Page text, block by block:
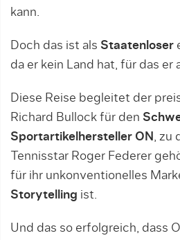
kann.
Doch das ist als Staatenloser
da er kein Land hat, für das er
Diese Reise begleitet der
Richard Bullock für den
Sportartikelhersteller ON
,
Tennisstar Roger Federer
für ihr unkonventionelles
Storytelling ist.
Und das so erfolgreich, dass